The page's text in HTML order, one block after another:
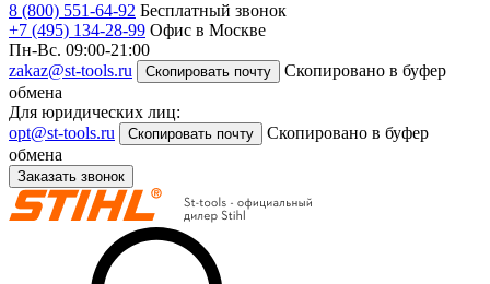
8 (800) 551-64-92 Бесплатный звонок
+7 (495) 134-28-99 Офис в Москве
Пн-Вс. 09:00-21:00
zakaz@st-tools.ru
Скопировать почту
Скопировано в буфер
обмена
Для юридических лиц:
opt@st-tools.ru
Скопировать почту
Скопировано в буфер
обмена
Заказать звонок